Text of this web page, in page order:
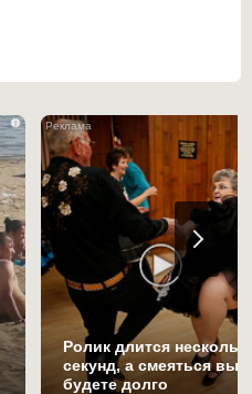
i
Ролик длится
секунд, а смеяться вы
будете долго